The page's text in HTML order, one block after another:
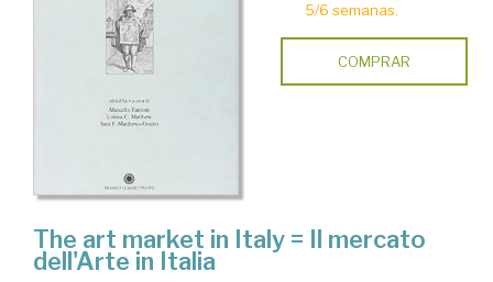
5/6 semanas.
COMPRAR
The art market in Italy = Il mercato
dell'Arte in Italia